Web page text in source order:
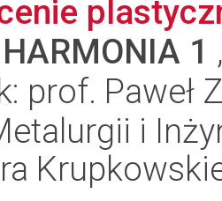
HARMONIA 1
prof. Paweł
i